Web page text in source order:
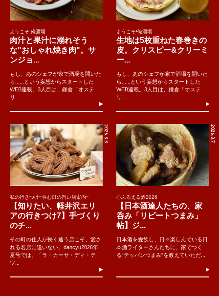
ようこそ!俺酒場
肉汁と果汁に溺れそう
な"おしゃれ焼き肉"。サ
ンジョ...
もし、あのシェフが家で酒場を開いた
ら......という妄想からスタートした
WEB連載。3人目は、鎌倉「オステ
リ...
ようこそ!俺酒場
生地は5枚重ねた春巻きの
皮。クリスピー&クリーミ
ー...
もし、あのシェフが家で酒場を開いた
ら......という妄想からスタートした
WEB連載。3人目は、鎌倉「オステ
リ...
2026.8.8
私の行きつけ~住む町の旨い店案内~
【知りたい、軽井沢エリ
アの行きつけ7】手づくり
のチ...
その町の住人が長く通う店こそ、愛さ
れる名店に違いない。dancyu2026年
夏号では、「ラ・カーサ・ディ・テ
ツ...
2026.8.7
心ふるえる酒2026
【日本酒達人たちの、家
呑み「リピートつまみ」
帖】ジ...
日本酒を愛飲し、日々楽しんでいる日
本酒ライターさんたちに、家でつく
る“テッパンつまみ”を教えていただ...